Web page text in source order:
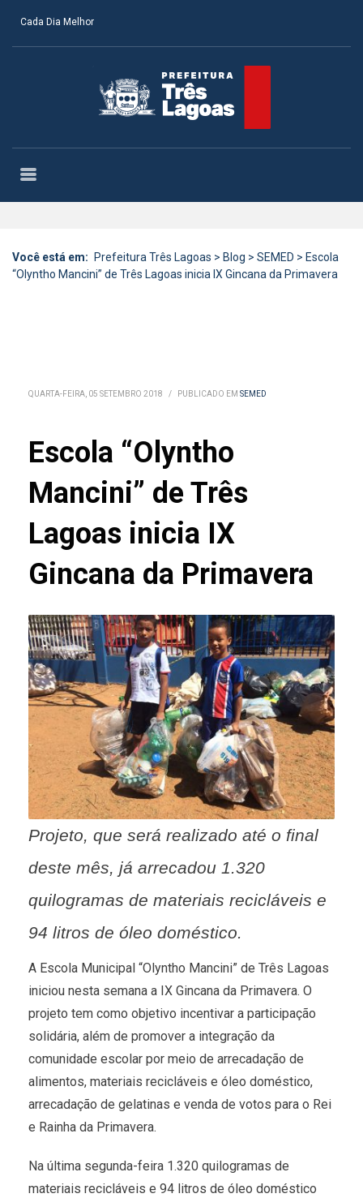
Cada Dia Melhor
Você está em: Prefeitura Três Lagoas > Blog > SEMED > Escola
“Olyntho Mancini” de Três Lagoas inicia IX Gincana da Primavera
QUARTA-FEIRA, 05 SETEMBRO 2018 / PUBLICADO EM SEMED
Escola “Olyntho
Mancini” de Três
Lagoas inicia IX
Gincana da Primavera
Projeto, que será realizado até o final
deste mês, já arrecadou 1.320
quilogramas de materiais recicláveis e
94 litros de óleo doméstico.
A Escola Municipal “Olyntho Mancini” de Três Lagoas
iniciou nesta semana a IX Gincana da Primavera. O
projeto tem como objetivo incentivar a participação
solidária, além de promover a integração da
comunidade escolar por meio de arrecadação de
alimentos, materiais recicláveis e óleo doméstico,
arrecadação de gelatinas e venda de votos para o Rei
e Rainha da Primavera.
Na última segunda-feira 1.320 quilogramas de
materiais recicláveis e 94 litros de óleo doméstico